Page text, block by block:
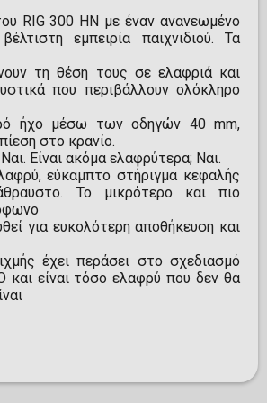
RIG 300 HN με έναν ανανεωμένο
εμπειρία παιχνιδιού. Τα
τη θέση τους σε ελαφριά και
που περιβάλλουν ολόκληρο
ήχο μέσω των οδηγών 40 mm,
στο κρανίο.
Είναι ακόμα ελαφρύτερα; Ναι.
εύκαμπτο στήριγμα κεφαλής
Το μικρότερο και πιο
για ευκολότερη αποθήκευση και
έχει περάσει στο σχεδιασμό
και είναι τόσο ελαφρύ που δεν θα